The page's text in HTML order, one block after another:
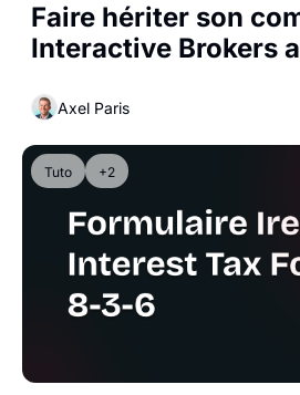
Faire hériter son
Interactive Brokers
Axel Paris
Tuto +2